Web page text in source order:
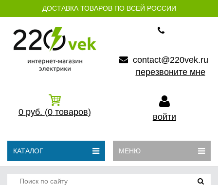
ДОСТАВКА ТОВАРОВ ПО ВСЕЙ РОССИИ
contact@220vek.ru
перезвоните мне
0 руб. (0 товаров) войти
КАТАЛОГ МЕНЮ